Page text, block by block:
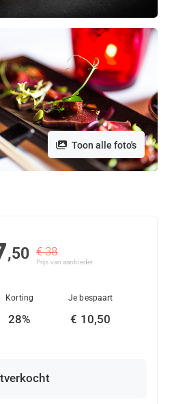
Toon alle foto's
,50 € 38
Prijs van aanbieder
Korting
28%
Je bespaart
€ 10,50